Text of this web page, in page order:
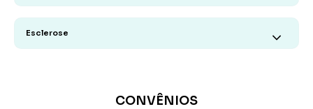
Esclerose
CONVÊNIOS